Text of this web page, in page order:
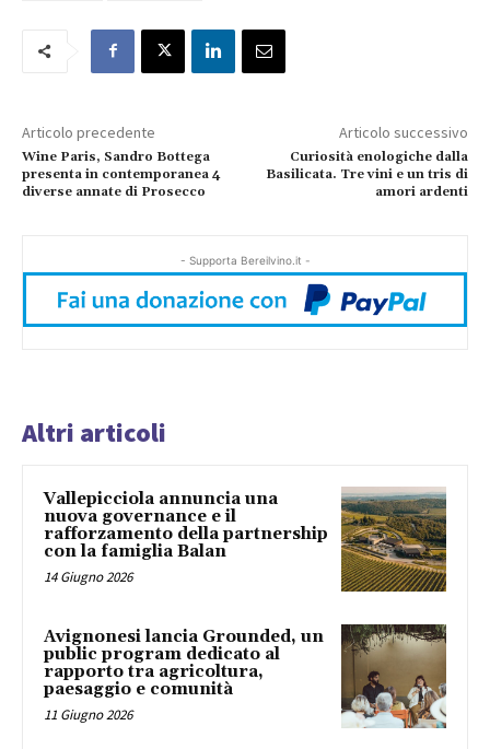
Articolo precedente
Wine Paris, Sandro Bottega
presenta in contemporanea 4
diverse annate di Prosecco
Articolo successivo
Curiosità enologiche dalla
Basilicata. Tre vini e un tris di
amori ardenti
- Supporta Bereilvino.it -
Altri articoli
Vallepicciola annuncia una
nuova governance e il
rafforzamento della partnership
con la famiglia Balan
14 Giugno 2026
Avignonesi lancia Grounded, un
public program dedicato al
rapporto tra agricoltura,
paesaggio e comunità
11 Giugno 2026